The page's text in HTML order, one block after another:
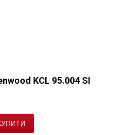
KCL 95.004 SI